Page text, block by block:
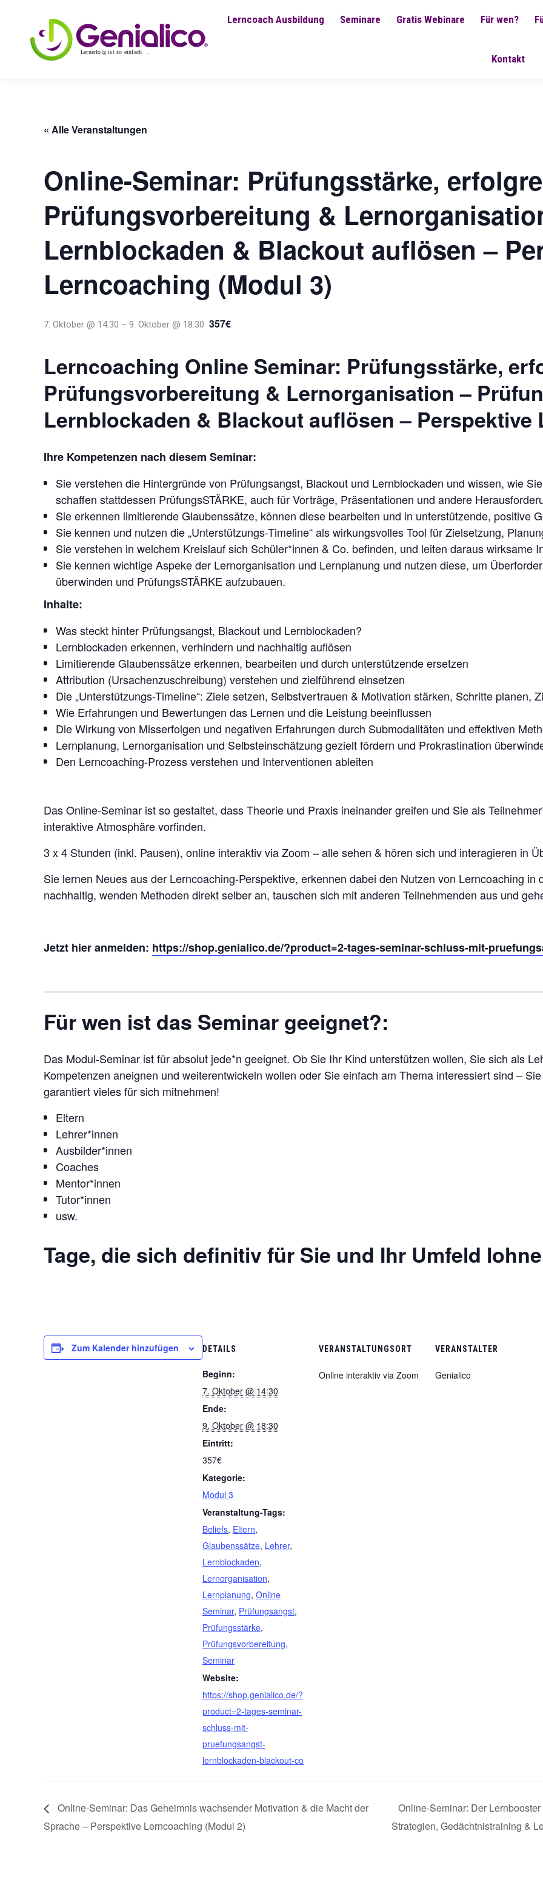
Lerncoach Ausbildung Seminare Gratis Webinare Für wen?
Kontakt
« Alle Veranstaltungen
Online-Seminar: Prüfungsstärke,
Prüfungsvorbereitung &
Lernblockaden & Blackout auflösen –
Lerncoaching (Modul 3)
7. Oktober @ 14:30 – 9. Oktober @ 18:30 357€
Lerncoaching Online Seminar: Prüfungsstärke,
Prüfungsvorbereitung & Lernorganisation –
Lernblockaden & Blackout auflösen – Perspektive
Ihre Kompetenzen nach diesem Seminar:
Sie verstehen die Hintergründe von Prüfungsangst, Blackout und Lernblockaden und wissen, wie
schaffen stattdessen PrüfungsSTÄRKE, auch für Vorträge, Präsentationen und andere
Sie erkennen limitierende Glaubenssätze, können diese bearbeiten und in unterstützende, positive
Sie kennen und nutzen die „Unterstützungs-Timeline“ als wirkungsvolles Tool für Zielsetzung,
Sie verstehen in welchem Kreislauf sich Schüler*innen & Co. befinden, und leiten daraus wirksame
Sie kennen wichtige Aspeke der Lernorganisation und Lernplanung und nutzen diese, um
überwinden und PrüfungsSTÄRKE aufzubauen.
Inhalte:
Was steckt hinter Prüfungsangst, Blackout und Lernblockaden?
Lernblockaden erkennen, verhindern und nachhaltig auflösen
Limitierende Glaubenssätze erkennen, bearbeiten und durch unterstützende ersetzen
Attribution (Ursachenzuschreibung) verstehen und zielführend einsetzen
Die „Unterstützungs-Timeline“: Ziele setzen, Selbstvertrauen & Motivation stärken, Schritte planen,
Wie Erfahrungen und Bewertungen das Lernen und die Leistung beeinflussen
Die Wirkung von Misserfolgen und negativen Erfahrungen durch Submodalitäten und effektiven
Lernplanung, Lernorganisation und Selbsteinschätzung gezielt fördern und Prokrastination
Den Lerncoaching-Prozess verstehen und Interventionen ableiten
Das Online-Seminar ist so gestaltet, dass Theorie und Praxis ineinander greifen und Sie als
interaktive Atmosphäre vorfinden.
3 x 4 Stunden (inkl. Pausen), online interaktiv via Zoom – alle sehen & hören sich und interagieren in
Sie lernen Neues aus der Lerncoaching-Perspektive, erkennen dabei den Nutzen von Lerncoaching
nachhaltig, wenden Methoden direkt selber an, tauschen sich mit anderen Teilnehmenden aus und
Jetzt hier anmelden: https://shop.genialico.de/?product=2-tages-seminar-schluss-mit-
Für wen ist das Seminar geeignet?:
Das Modul-Seminar ist für absolut jede*n geeignet. Ob Sie Ihr Kind unterstützen wollen, Sie sich als
Kompetenzen aneignen und weiterentwickeln wollen oder Sie einfach am Thema interessiert sind –
garantiert vieles für sich mitnehmen!
Eltern
Lehrer*innen
Ausbilder*innen
Coaches
Mentor*innen
Tutor*innen
usw.
Tage, die sich definitiv für Sie und Ihr Umfeld
Zum Kalender hinzufügen DETAILS
Beginn:
7. Oktober @ 14:30
Ende:
9. Oktober @ 18:30
Eintritt:
357€
Kategorie:
Modul 3
Veranstaltung-Tags:
Beliefs, Eltern,
Glaubenssätze, Lehrer,
Lernblockaden,
Lernorganisation,
Lernplanung, Online
Seminar, Prüfungsangst,
Prüfungsstärke,
Prüfungsvorbereitung,
Seminar
Website:
https://shop.genialico.de/?
product=2-tages-seminar-
schluss-mit-
pruefungsangst-
lernblockaden-blackout-co
VERANSTALTUNGSORT
Online interaktiv via Zoom
VERANSTALTER
Genialico
Online-Seminar: Das Geheimnis wachsender Motivation & die Macht der
Sprache – Perspektive Lerncoaching (Modul 2)
Online-Seminar: Der
Strategien, Gedächtnistraining &